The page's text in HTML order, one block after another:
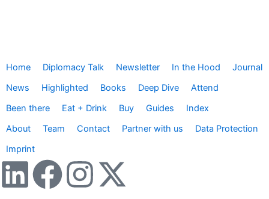
Home Diplomacy Talk Newsletter In the Hood
Journal
News
Highlighted Books Deep Dive
Attend
Been there
Eat + Drink Buy Guides
Index
About
Team Contact Partner with us
Data Protection
Imprint
L F I
X